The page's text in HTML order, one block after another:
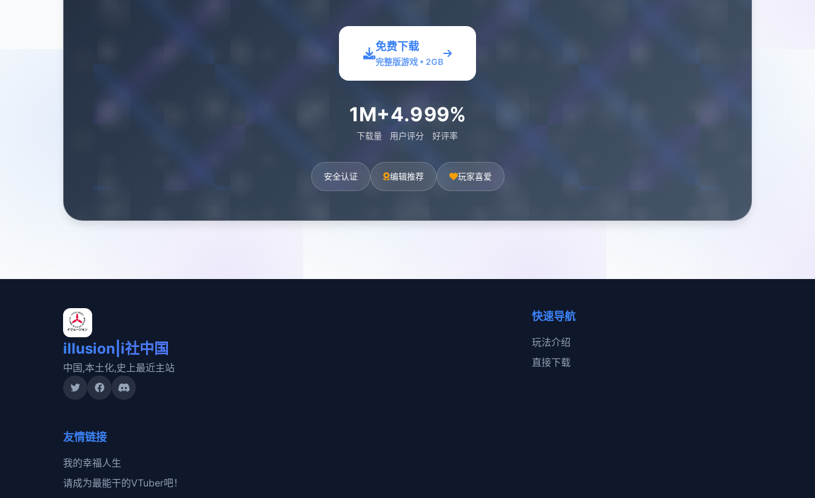
免费下载
完整版游戏 • 2GB
1M+
下载量
4.9
用户评分
99%
好评率
安全认证 编辑推荐 玩家喜爱
illusion|i社中国
中国,本土化,史上最近主站
快速导航
玩法介绍
直接下载
友情链接
我的幸福人生
请成为最能干的VTuber吧！